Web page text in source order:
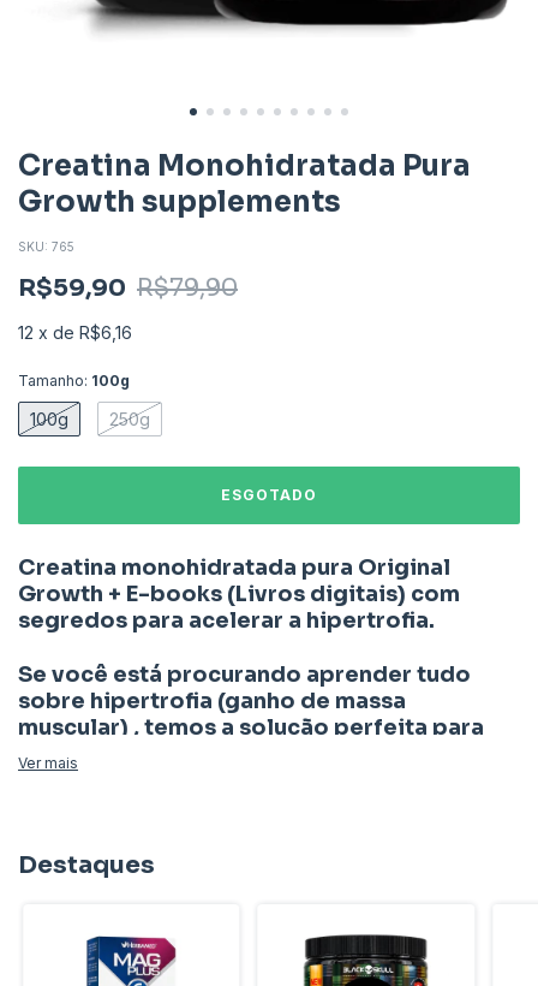
Creatina Monohidratada Pura
Growth supplements
SKU: 765
R$59,90 R$79,90
12 x de R$6,16
Tamanho: 100g
100g 250g
Creatina monohidratada pura Original
Growth + E-books (Livros digitais) com
segredos para acelerar a hipertrofia.
Se você está procurando aprender tudo
sobre hipertrofia (ganho de massa
muscular) , temos a solução perfeita para
você.
Creatina.
Voce vai receber:
Ver mais
Destaques